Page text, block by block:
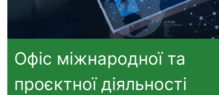
Офіс міжнародної та
проєктної діяльності